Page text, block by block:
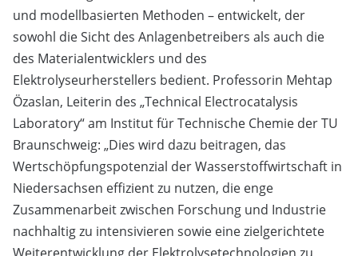
und modellbasierten Methoden – entwickelt, der
sowohl die Sicht des Anlagenbetreibers als auch die
des Materialentwicklers und des
Elektrolyseurherstellers bedient. Professorin Mehtap
Özaslan, Leiterin des „Technical Electrocatalysis
Laboratory“ am Institut für Technische Chemie der TU
Braunschweig: „Dies wird dazu beitragen, das
Wertschöpfungspotenzial der Wasserstoffwirtschaft in
Niedersachsen effizient zu nutzen, die enge
Zusammenarbeit zwischen Forschung und Industrie
nachhaltig zu intensivieren sowie eine zielgerichtete